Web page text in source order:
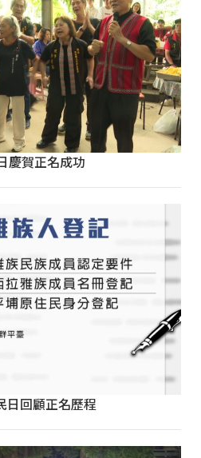
慶賀正名成功
日回顧正名歷程